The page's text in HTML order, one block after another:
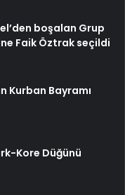
boşalan Grup
Faik Öztrak seçildi
Kurban Bayramı
Kore Düğünü